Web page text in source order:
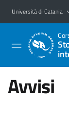
Vai al contenuto
Vai al menu di
Università di Catania
Avvisi